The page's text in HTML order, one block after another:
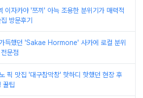
이자카야 '쯔끼' 아늑 조용한 분위기가 매력적
방문후기
득했던 'Sakae Hormone' 사카에 로컬 분위
문점
픽 맛집 '대구참막창' 핫하디 핫했던 현장 후
꿀팁